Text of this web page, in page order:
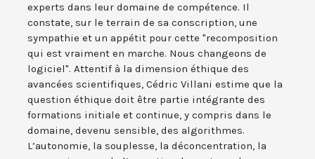
experts dans leur domaine de compétence. Il
constate, sur le terrain de sa conscription, une
sympathie et un appétit pour cette "recomposition
qui est vraiment en marche. Nous changeons de
logiciel". Attentif à la dimension éthique des
avancées scientifiques, Cédric Villani estime que la
question éthique doit être partie intégrante des
formations initiale et continue, y compris dans le
domaine, devenu sensible, des algorithmes.
L’autonomie, la souplesse, la déconcentration, la